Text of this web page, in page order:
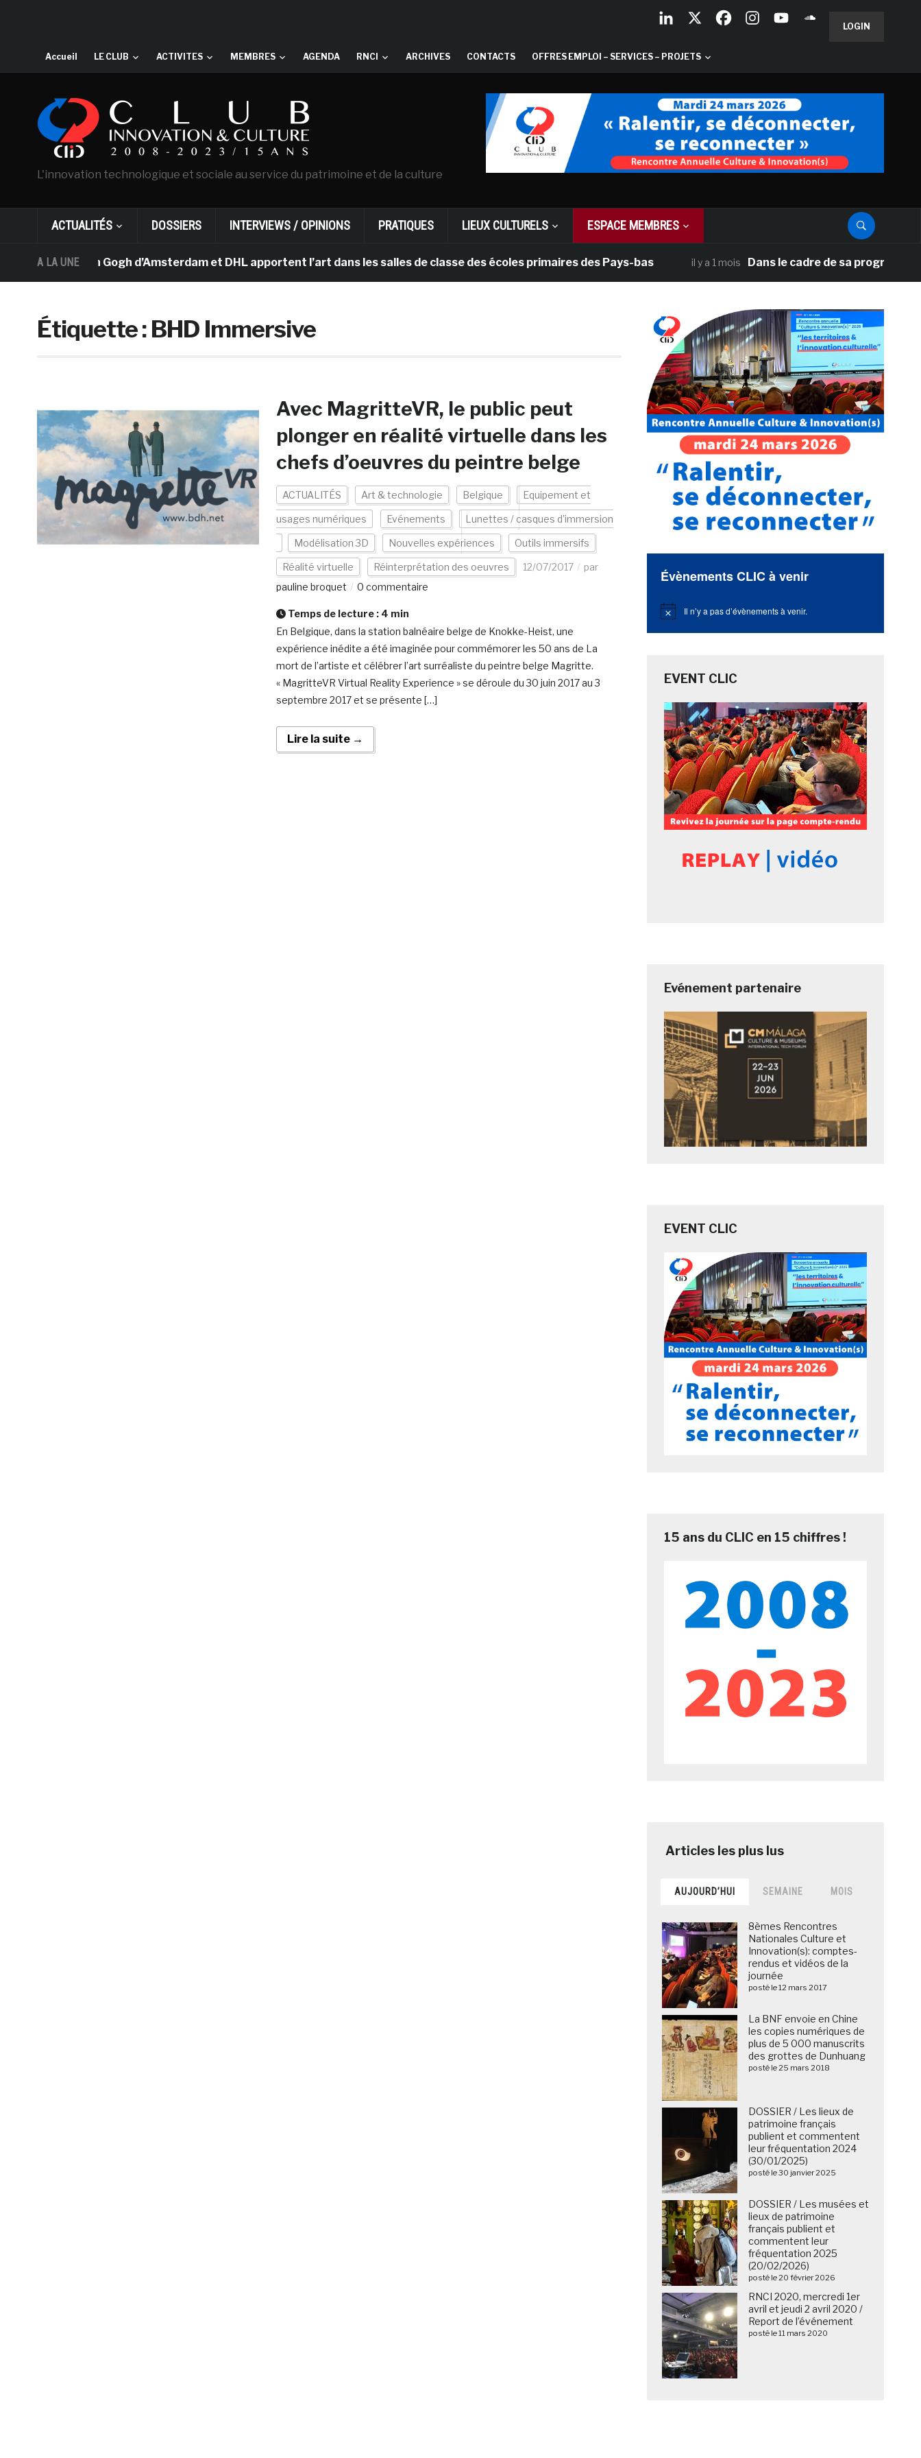
LOGIN
Accueil LE CLUB ACTIVITES MEMBRES AGENDA RNCI ARCHIVES CONTACTS OFFRES EMPLOI – SERVICES – PROJETS
L'innovation technologique et sociale au service du patrimoine et de la culture
ACTUALITÉS DOSSIERS INTERVIEWS / OPINIONS PRATIQUES LIEUX CULTURELS ESPACE MEMBRES
A LA UNE
musée Van Gogh d’Amsterdam et DHL apportent l’art dans les salles de classe des écoles primaires des Pays-bas il y a 1 mois Dans le cadre de sa programmation
Étiquette :BHD Immersive
Avec MagritteVR, le public peut
plonger en réalité virtuelle dans les
chefs d’oeuvres du peintre belge
ACTUALITÉS Art & technologie Belgique Equipement et
usages numériques Evénements Lunettes / casques d'immersion
Modélisation 3D Nouvelles expériences Outils immersifs
Réalité virtuelle Réinterprétation des oeuvres 12/07/2017
par
pauline broquet
0 commentaire
Temps de lecture : 4 min
En Belgique, dans la station balnéaire belge de Knokke-Heist, une
expérience inédite a été imaginée pour commémorer les 50 ans de La
mort de l’artiste et célébrer l’art surréaliste du peintre belge Magritte.
« MagritteVR Virtual Reality Experience » se déroule du 30 juin 2017 au 3
septembre 2017 et se présente […]
Lire la suite →
Évènements CLIC à venir
Notice Il n’y a pas d’évènements à venir.
EVENT CLIC
Evénement partenaire
EVENT CLIC
15 ans du CLIC en 15 chiffres !
AUJOURD’HUI SEMAINE MOIS
8èmes Rencontres
Nationales Culture et
Innovation(s): comptes-
rendus et vidéos de la
journée
posté le 12 mars 2017
La BNF envoie en Chine
les copies numériques de
plus de 5 000 manuscrits
des grottes de Dunhuang
posté le 25 mars 2018
DOSSIER / Les lieux de
patrimoine français
publient et commentent
leur fréquentation 2024
(30/01/2025)
posté le 30 janvier 2025
DOSSIER / Les musées et
lieux de patrimoine
français publient et
commentent leur
fréquentation 2025
(20/02/2026)
posté le 20 février 2026
RNCI 2020, mercredi 1er
avril et jeudi 2 avril 2020 /
Report de l’événement
posté le 11 mars 2020